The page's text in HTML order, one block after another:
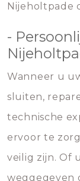
Nijeholtpade
-
Wanneer u
sluiten,
technische
ervoor te
veilig zijn. Of
weggegeven